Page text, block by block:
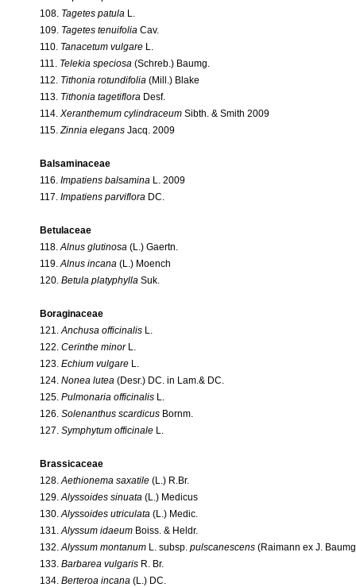
108. Tagetes patula L.
109. Tagetes tenuifolia Cav.
110. Tanacetum vulgare L.
111. Telekia speciosa (Schreb.) Baumg.
112. Tithonia rotundifolia (Mill.) Blake
113. Tithonia tagetiflora Desf.
114. Xeranthemum cylindraceum Sibth. & Smith 2009
115.Zinnia elegans Jacq. 2009
Balsaminaceae
116. Impatiens balsamina L. 2009
117. Impatiens parviflora DC.
Betulaceae
118.Alnus glutinosa (L.) Gaertn.
119.Alnus incana (L.) Moench
120. Betula platyphylla Suk.
Boraginaceae
121.Anchusa officinalis L.
122. Cerinthe minorL.
123. Echium vulgare L.
124. Nonea lutea (Desr.) DC. in Lam.& DC.
125. Pulmonaria officinalis L.
126. Solenanthus scardicus Bornm.
127. Symphytum officinale L.
Brassicaceae
128.Aethionema saxatile (L.) R.Br.
129.Alyssoides sinuata (L.) Medicus
130.Alyssoides utriculata (L.) Medic.
131.Alyssum idaeum Boiss. & Heldr.
132.Alyssum montanum L. subsp. pulscanescens (Raimann ex J.
133. Barbarea vulgaris R. Br.
134. Berteroa incana (L.) DC.